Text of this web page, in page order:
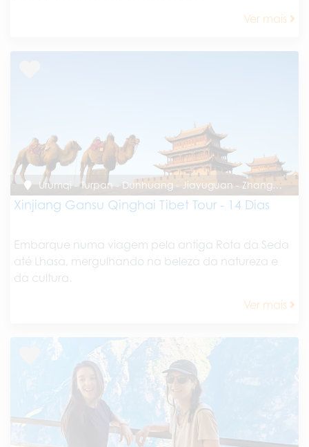
Ver mais
Urumqi - Turpan - Dunhuang - Jiayuguan - Zhangye - Xining - Lhasa
Xinjiang Gansu Qinghai Tibet Tour - 14 Dias
Embarque numa viagem pela antiga Rota da Seda
até Lhasa, mergulhando na beleza da natureza e
da cultura.
Ver mais